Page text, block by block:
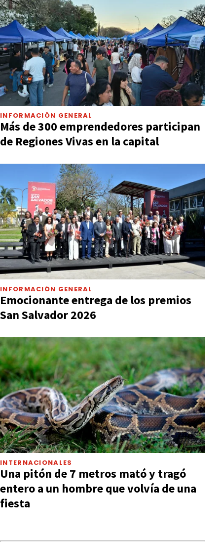
INFORMACIÓN GENERAL
Más de 300 emprendedores participan
de Regiones Vivas en la capital
INFORMACIÓN GENERAL
Emocionante entrega de los premios
San Salvador 2026
INTERNACIONALES
Una pitón de 7 metros mató y tragó
entero a un hombre que volvía de una
fiesta